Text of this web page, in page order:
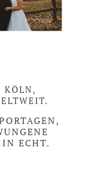
KÖLN,
ECHT.